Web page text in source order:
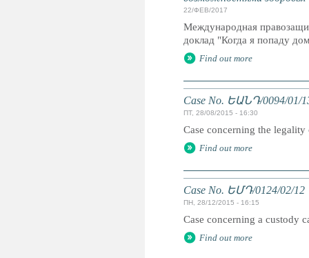
22/ФЕВ/2017
Международная
доклад "Когда я попаду
Find out more
Case No. ԵԱՆԴ/0094/01/
ПТ, 28/08/2015 - 16:30
Case concerning the
Find out more
Case No. ԵՄԴ/0124/02/12
ПН, 28/12/2015 - 16:15
Case concerning a custody
Find out more